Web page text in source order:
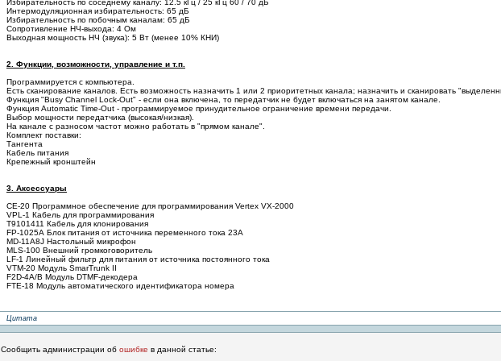
Избирательность по соседнему каналу: 12.5 кГц / 25 кГц 60 / 70 дБ
Интермодуляционная избирательность: 65 дБ
Избирательность по побочным каналам: 65 дБ
Сопротивление НЧ-выхода: 4 Ом
Выходная мощность НЧ (звука): 5 Вт (менее 10% КНИ)
2. Функции, возможности, управление и т.п.
Программируется с компьютера.
Есть сканирование каналов. Есть возможность назначить 1 или 2 приоритетных канала; назначить и сканировать
Функция "Busy Channel Lock-Out" - если она включена, то передатчик не будет включаться на занятом канале.
Функция Automatic Time-Out - программируемое принудительное ограничение времени передачи.
Выбор мощности передатчика (высокая/низкая).
На канале с разносом частот можно работать в "прямом канале".
Комплект поставки:
Тангента
Кабель питания
Крепежный кронштейн
3. Аксессуары
CЕ-20 Программное обеспечение для программирования Vertex VX-2000
VPL-1 Кабель для программирования
Т9101411 Кабель для клонирования
FP-1025А Блок питания от источника переменного тока 23A
МD-11A8J Настольный микрофон
MLS-100 Внешний громкоговоритель
LF-1 Линейный фильтр для питания от источника постоянного тока
VTM-20 Модуль SmarTrunk II
F2D-4A/B Модуль DTMF-декодера
FTE-18 Модуль автоматического идентификатора номера
Цитата
Сообщить администрации об ошибке в данной статье: